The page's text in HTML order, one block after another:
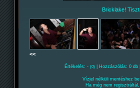
Bricklake!
<<
Értékelés: - (0) | Hozzászólás: 0
Vízjel nélküli mentéshez
Ha még nem